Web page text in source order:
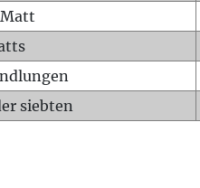
siebten